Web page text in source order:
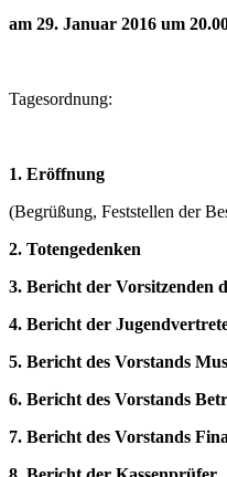
am 29. Januar 2016 um
Tagesordnung:
1. Eröffnung
(Begrüßung, Feststellen der
2. Totengedenken
3. Bericht der Vorsitzenden
4. Bericht der
5. Bericht des Vorstands
6. Bericht des Vorstands
7. Bericht des Vorstands